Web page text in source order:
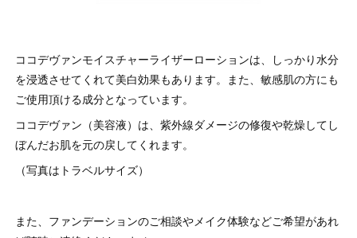
ココデヴァンモイスチャーライザーローションは、しっかり水分
を浸透させてくれて美白効果もあります。また、敏感肌の方にも
ご使用頂ける成分となっています。
ココデヴァン（美容液）は、紫外線ダメージの修復や乾燥してし
ぼんだお肌を元の戻してくれます。
（写真はトラベルサイズ）
また、ファンデーションのご相談やメイク体験などご希望があれ